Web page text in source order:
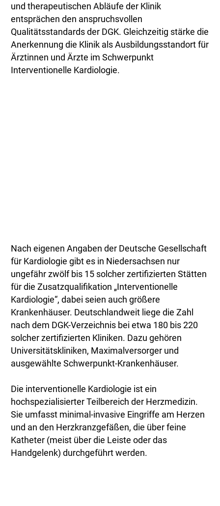
und therapeutischen Abläufe der Klinik
entsprächen den anspruchsvollen
Qualitätsstandards der DGK. Gleichzeitig stärke die
Anerkennung die Klinik als Ausbildungsstandort für
Ärztinnen und Ärzte im Schwerpunkt
Interventionelle Kardiologie.
Nach eigenen Angaben der Deutsche Gesellschaft
für Kardiologie gibt es in Niedersachsen nur
ungefähr zwölf bis 15 solcher zertifizierten Stätten
für die Zusatzqualifikation „Interventionelle
Kardiologie“, dabei seien auch größere
Krankenhäuser. Deutschlandweit liege die Zahl
nach dem DGK-Verzeichnis bei etwa 180 bis 220
solcher zertifizierten Kliniken. Dazu gehören
Universitätskliniken, Maximalversorger und
ausgewählte Schwerpunkt-Krankenhäuser.
Die interventionelle Kardiologie ist ein
hochspezialisierter Teilbereich der Herzmedizin.
Sie umfasst minimal-invasive Eingriffe am Herzen
und an den Herzkranzgefäßen, die über feine
Katheter (meist über die Leiste oder das
Handgelenk) durchgeführt werden.